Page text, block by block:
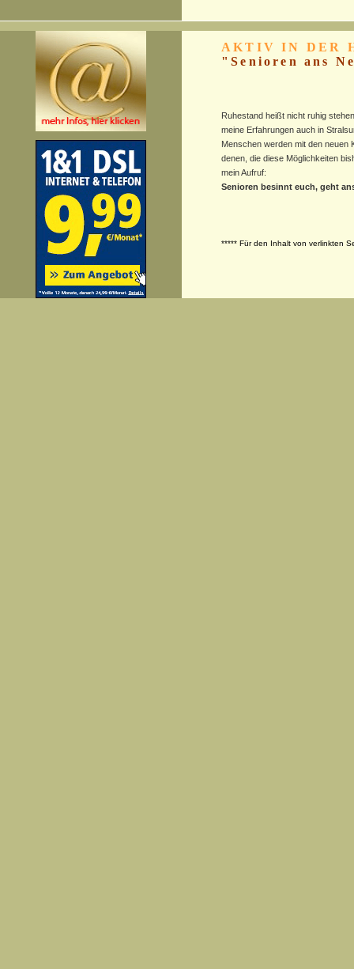
AKTIV IN DER
"Senioren ans
Ruhestand heißt nicht ruhig
meine Erfahrungen auch in
Menschen werden mit den neuen
denen, die diese Möglichkeiten
mein Aufruf:
Senioren besinnt euch, geht
***** Für den Inhalt von verlinkten